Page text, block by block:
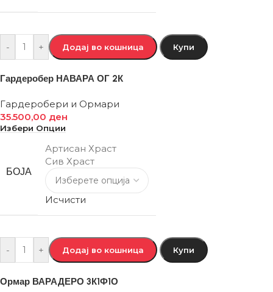
- + Додај во кошница Купи
Гардеробер НАВАРА ОГ 2К
Гардеробери и Ормари
35.500,00 ден
Избери Опции
БОЈА
Артисан Храст
Сив Храст
Исчисти
- + Додај во кошница Купи
Ормар ВАРАДЕРО 3К1Ф1О